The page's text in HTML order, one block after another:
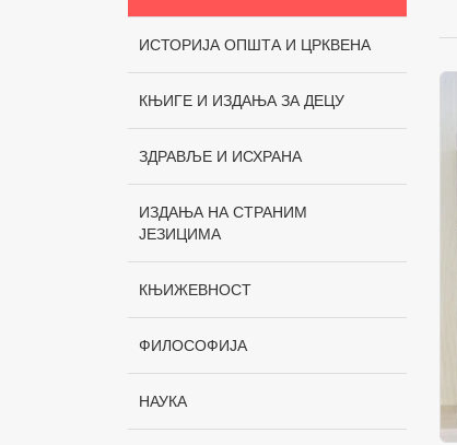
Манастир Градац
Црква Св. Георгија
Шумарице
Православна реч, Београд
Академија Српске
Православне Цркве за
уметности и консервацију у
Београду
Принцип Прес, Београд
Народно дело, Београд
ИСТОРИЈА ОПШТА И ЦРКВЕНА
КЊИГЕ И ИЗДАЊА ЗА ДЕЦУ
ЗДРАВЉЕ И ИСХРАНА
ИЗДАЊА НА СТРАНИМ
ЈЕЗИЦИМА
КЊИЖЕВНОСТ
ФИЛОСОФИЈА
НАУКА